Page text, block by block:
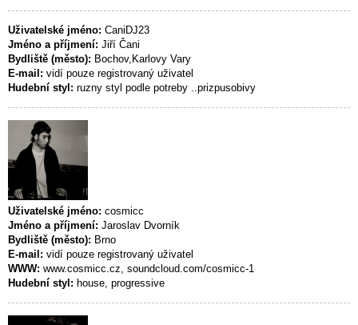
Uživatelské jméno: CaniDJ23
Jméno a příjmení: Jiří Čani
Bydliště (město): Bochov,Karlovy Vary
E-mail: vidí pouze registrovaný uživatel
Hudební styl: ruzny styl podle potreby ..prizpusobivy
Uživatelské jméno: cosmicc
Jméno a příjmení: Jaroslav Dvorník
Bydliště (město): Brno
E-mail: vidí pouze registrovaný uživatel
WWW: www.cosmicc.cz, soundcloud.com/cosmicc-1
Hudební styl: house, progressive